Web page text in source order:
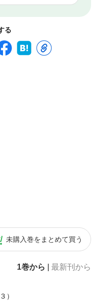
る
未購入巻をまとめて買う
1巻から 最新刊から
）